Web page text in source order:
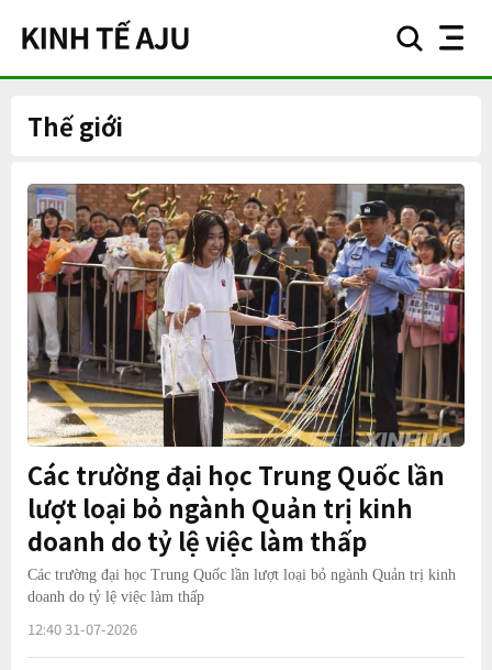
searchnav
Thế giới
Các trường đại học Trung Quốc lần
lượt loại bỏ ngành Quản trị kinh
doanh do tỷ lệ việc làm thấp
Các trường đại học Trung Quốc lần lượt loại bỏ ngành Quản trị kinh
doanh do tỷ lệ việc làm thấp
12:40 31-07-2026